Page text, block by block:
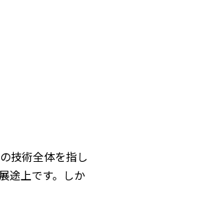
技術全体を指し
途上です。しか